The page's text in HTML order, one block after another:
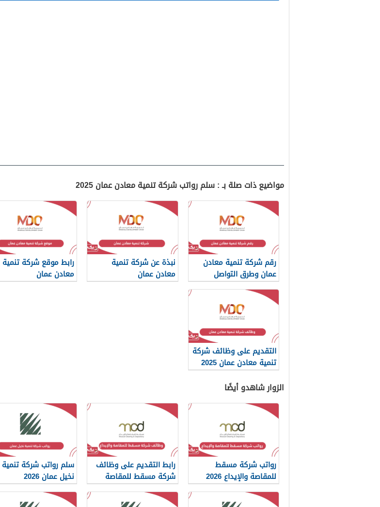
مواضيع ذات صلة بـ : سلم رواتب شركة تنمية معادن عمان 2025
رقم شركة تنمية معادن
عمان وطرق التواصل
نبذة عن شركة تنمية
معادن عمان
رابط موقع شركة تنمية
معادن عمان
التقديم على وظائف شركة
تنمية معادن عمان 2025
الزوار شاهدو أيضًا
رواتب شركة مسقط
للمقاصة والإيداع 2026
رابط التقديم على وظائف
شركة مسقط للمقاصة
والإيداع 2026
سلم رواتب شركة تنمية
نخيل عمان 2026